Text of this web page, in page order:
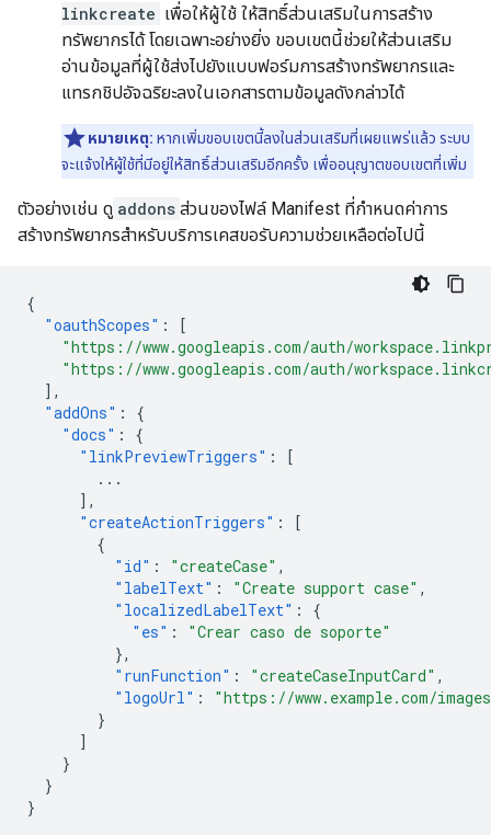
linkcreate เพื่อให้ผู้ใช้ ให้สิทธิ์ส่วนเสริมในการสร้าง
ทรัพยากรได้ โดยเฉพาะอย่างยิ่ง ขอบเขตนี้ช่วยให้ส่วนเสริม
อ่านข้อมูลที่ผู้ใช้ส่งไปยังแบบฟอร์มการสร้างทรัพยากรและ
แทรกชิปอัจฉริยะลงในเอกสารตามข้อมูลดังกล่าวได้
หมายเหตุ: หากเพิ่มขอบเขตนี้ลงในส่วนเสริมที่เผยแพร่แล้ว ระบบ
จะแจ้งให้ผู้ใช้ที่มีอยู่ให้สิทธิ์ส่วนเสริมอีกครั้ง เพื่ออนุญาตขอบเขตที่เพิ่ม
ตัวอย่างเช่น ดู addons ส่วนของไฟล์ Manifest ที่กำหนดค่าการ
สร้างทรัพยากรสำหรับบริการเคสขอรับความช่วยเหลือต่อไปนี้
{
"oauthScopes" :
[
"https://www.googleapis.com/auth/
"https://www.googleapis.com/auth/
],
"addOns" :
{
"docs" :
{
"linkPreviewTriggers" :
[
...
],
"createActionTriggers" :
[
{
"id" : "createCase" ,
"labelText" : "Create support case" ,
"localizedLabelText" :
{
"es" :
"Crear caso de soporte"
},
"runFunction" : "createCaseInputCard" ,
"logoUrl" :
"https://www.example.com/
}
]
}
}
}